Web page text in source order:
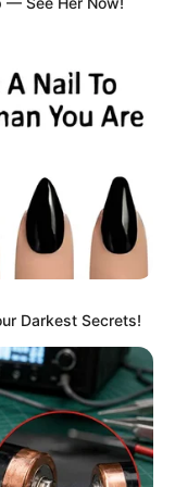
Jour
– 9
de
Darkest Secrets!